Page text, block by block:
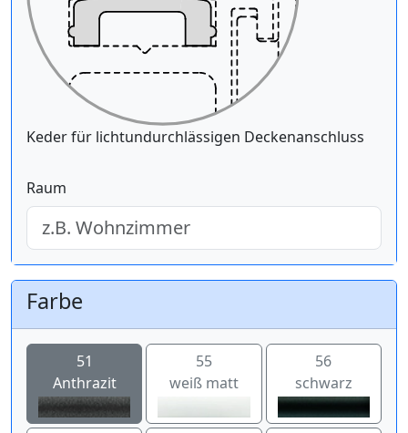
Keder für lichtundurchlässigen Deckenanschluss
Raum
Farbe
51
Anthrazit
55
weiß matt
56
schwarz